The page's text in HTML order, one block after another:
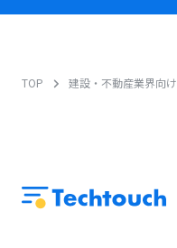
TOP 建設・不動産業界向け